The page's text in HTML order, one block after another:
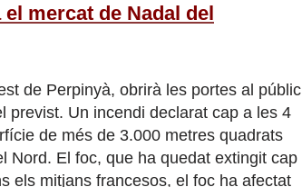
mercat de Nadal del
de Perpinyà, obrirà les portes al públic
previst. Un incendi declarat cap a les 4
de més de 3.000 metres quadrats
Nord. El foc, que ha quedat extingit cap
els mitjans francesos, el foc ha afectat